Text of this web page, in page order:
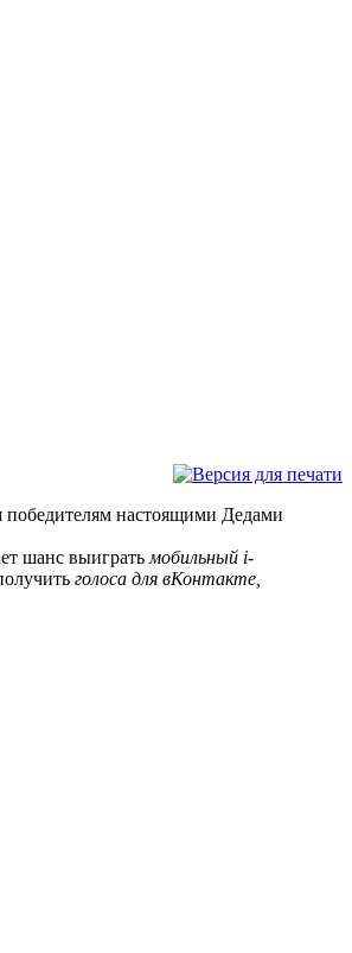
победителям настоящими Дедами
шанс выиграть мобильный i-
голоса для вКонтакте,